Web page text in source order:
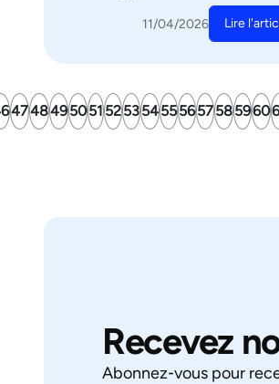
11/04/2026 Lire
4748495051525354555657585960
Recevez
Abonnez‑vous pour